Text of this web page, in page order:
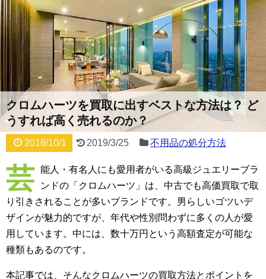
クロムハーツを買取に出すベストな方法は？ ど
うすれば高く売れるのか？
2018/10/1 2019/3/25 不用品の処分方法
芸 能人・有名人にも愛用者がいる高級ジュエリーブラ
ンドの「クロムハーツ」は、中古でも高価買取で取
り引きされることが多いブランドです。男らしいゴツいデ
ザインが魅力的ですが、年代や性別問わずに多くの人が愛
用しています。中には、数十万円という高額査定が可能な
種類もあるのです。
本記事では、そんなクロムハーツの買取方法とポイントを